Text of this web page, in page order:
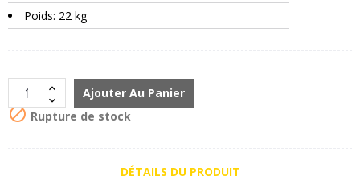
Poids: 22 kg
Ajouter Au Panier
 Rupture de stock
DÉTAILS DU PRODUIT